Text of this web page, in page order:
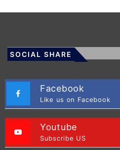
SOCIAL SHARE
Facebook
Like us on Facebook
Youtube
Subscribe US